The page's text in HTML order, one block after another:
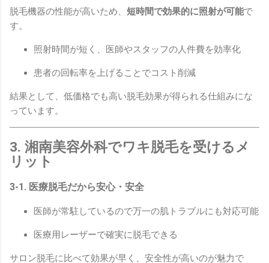
脱毛機器の性能が高いため、 短時間で効果的に照射が可能で
す。
照射時間が短く、医師やスタッフの人件費を効率化
患者の回転率を上げることでコスト削減
結果として、低価格でも高い脱毛効果が得られる仕組みにな
っています。
3. 湘南美容外科でワキ脱毛を受けるメ
リット
3-1. 医療脱毛だから安心・安全
医師が常駐しているので万一の肌トラブルにも対応可能
医療用レーザーで確実に脱毛できる
サロン脱毛に比べて効果が早く、安全性が高いのが魅力で